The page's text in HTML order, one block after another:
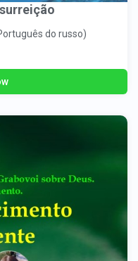
de Ressurreição (Português do russo)